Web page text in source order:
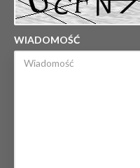
WIADOMOŚĆ